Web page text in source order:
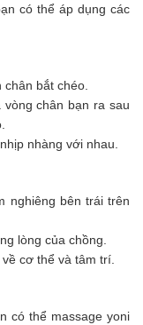
có thể áp dụng các
bắt chéo.
chân bạn ra sau
nhàng với nhau.
nghiêng bên trái trên
lòng của chồng.
cơ thể và tâm trí.
có thể massage yoni